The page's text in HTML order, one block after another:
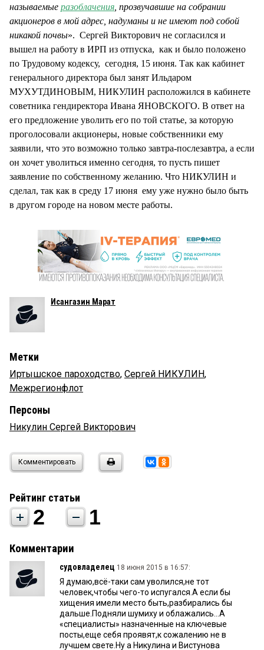
называемые разоблачения , прозвучавшие на собрании
акционеров в мой адрес, надуманы и не имеют под собой
никакой почвы». Сергей Викторович не согласился и
вышел на работу в ИРП из отпуска, как и было положено
по Трудовому кодексу, сегодня, 15 июня. Так как кабинет
генерального директора был занят Ильдаром
МУХУТДИНОВЫМ, НИКУЛИН расположился в кабинете
советника гендиректора Ивана ЯНОВСКОГО. В ответ на
его предложение уволить его по той статье, за которую
проголосовали акционеры, новые собственники ему
заявили, что это возможно только завтра-послезавтра, а если
он хочет уволиться именно сегодня, то пусть пишет
заявление по собственному желанию. Что НИКУЛИН и
сделал, так как в среду 17 июня ему уже нужно было быть
в другом городе на новом месте работы.
Исангазин Марат
Метки
Иртышское пароходство, Сергей НИКУЛИН,
Межрегионфлот
Персоны
Никулин Сергей Викторович
Комментировать
Рейтинг статьи
2 1
Комментарии
судовладелец 18 июня 2015 в 16:57:
Я думаю,всё-таки сам уволился,не тот
человек,чтобы чего-то испугался.А если бы
хищения имели место быть,разбирались бы
дальше.Подняли шумиху и облажались...А
«специалисты» назначенные на ключевые
посты,еще себя проявят,к сожалению не в
лучшем свете.Ну а Никулина и Вистунова